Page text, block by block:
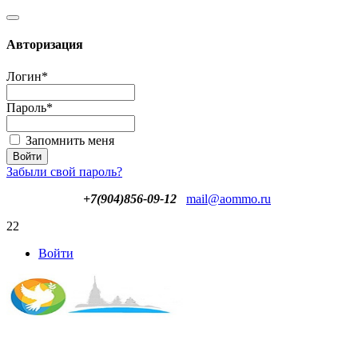
Авторизация
Логин*
Пароль*
Запомнить меня
Забыли свой пароль?
+7(904)856-09-12
mail@aommo.ru
22
Войти